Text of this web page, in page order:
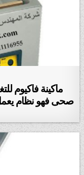
ماكينة فاكيوم
صحى فهو نظام